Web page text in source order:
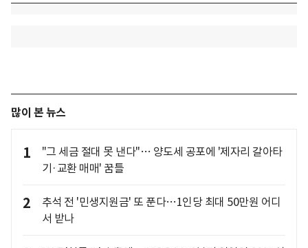
많이 본 뉴스
1
"그 세금 절대 못 낸다"… 양도세 공포에 '제자리 갈아타
기·교환 매매' 꿈틀
2
추석 전 '민생지원금' 또 푼다…1인당 최대 50만원 어디
서 받나